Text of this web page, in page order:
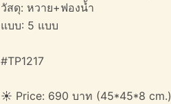
วัสดุ: หวาย+ฟองน้ำ
แบบ: 5 แบบ
#TP1217
☀️ Price: 690 บาท (45*45*8 cm.)